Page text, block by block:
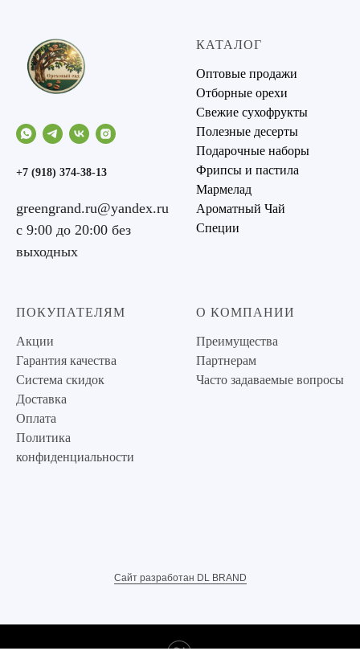
+7 (918) 374-38-13
greengrand.ru@yandex.ru
с 9:00 до 20:00 без
выходных
КАТАЛОГ
Оптовые продажи
Отборные орехи
Свежие сухофрукты
Полезные десерты
Подарочные наборы
Фрипсы и пастила
Мармелад
Ароматный Чай
Специи
ПОКУПАТЕЛЯМ
Акции
Гарантия качества
Система скидок
Доставка
Оплата
Политика
конфиденциальности
О КОМПАНИИ
Преимущества
Партнерам
Часто задаваемые вопросы
Сайт разработан DL BRAND